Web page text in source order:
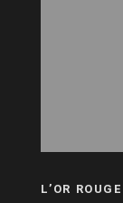
L’OR ROUGE